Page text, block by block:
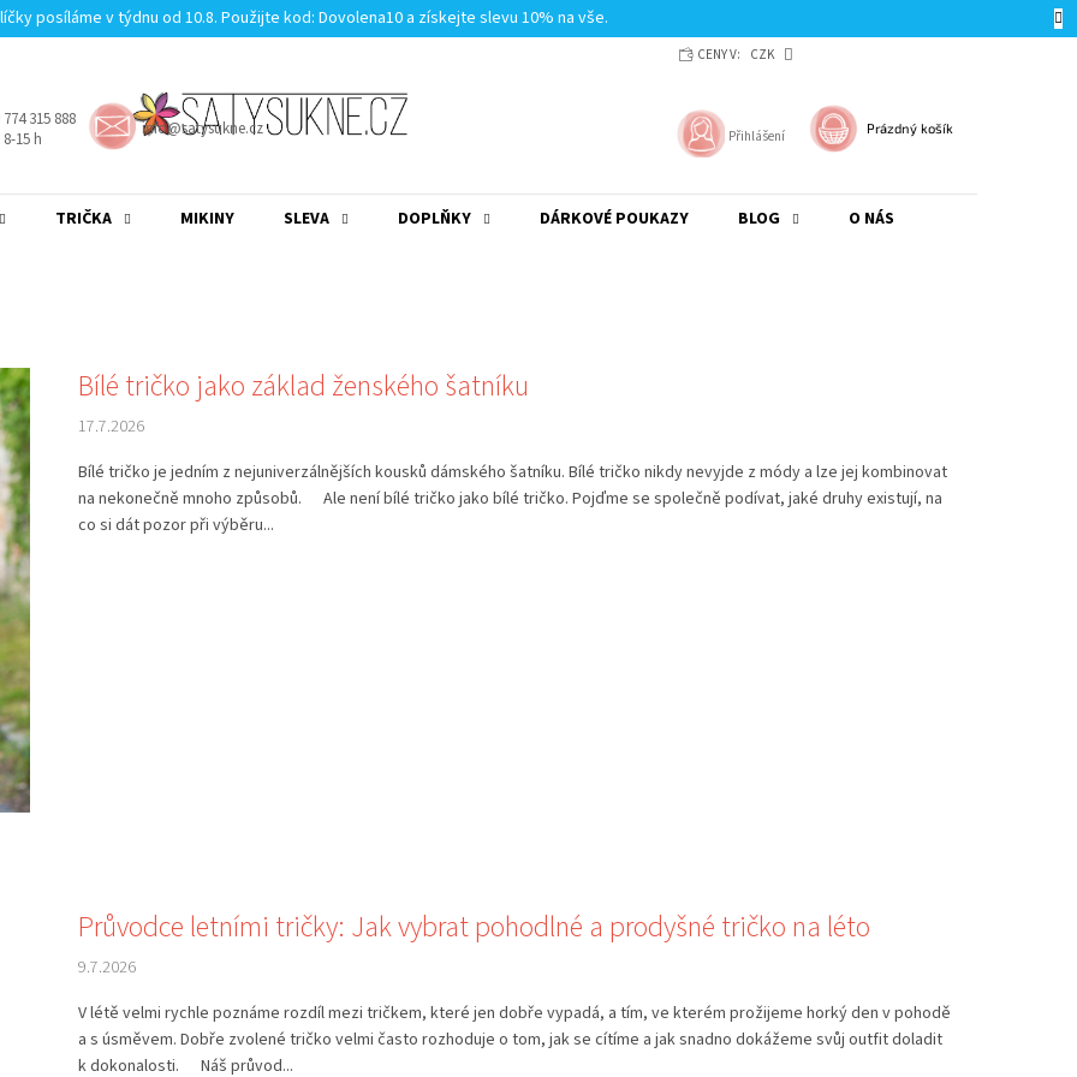
posíláme v týdnu od 10.8. Použijte kod: Dovolena10 a získejte slevu 10% na vše.
CENY V: CZK
Přihlášení
315 888
8-15 h
info@satysukne.cz Prázdný košík
TRIČKA MIKINY SLEVA DOPLŇKY DÁRKOVÉ POUKAZY BLOG O NÁS
Bílé tričko jako základ ženského šatníku
17.7.2026
Bílé tričko je jedním z nejuniverzálnějších kousků dámského šatníku. Bílé tričko nikdy nevyjde z módy a lze jej kombinovat
na nekonečně mnoho způsobů. Ale není bílé tričko jako bílé tričko. Pojďme se společně podívat, jaké druhy existují, na
co si dát pozor při výběru...
Průvodce letními tričky: Jak vybrat pohodlné a prodyšné tričko na léto
9.7.2026
V létě velmi rychle poznáme rozdíl mezi tričkem, které jen dobře vypadá, a tím, ve kterém prožijeme horký den v pohodě
a s úsměvem. Dobře zvolené tričko velmi často rozhoduje o tom, jak se cítíme a jak snadno dokážeme svůj outfit doladit
k dokonalosti. Náš průvod...